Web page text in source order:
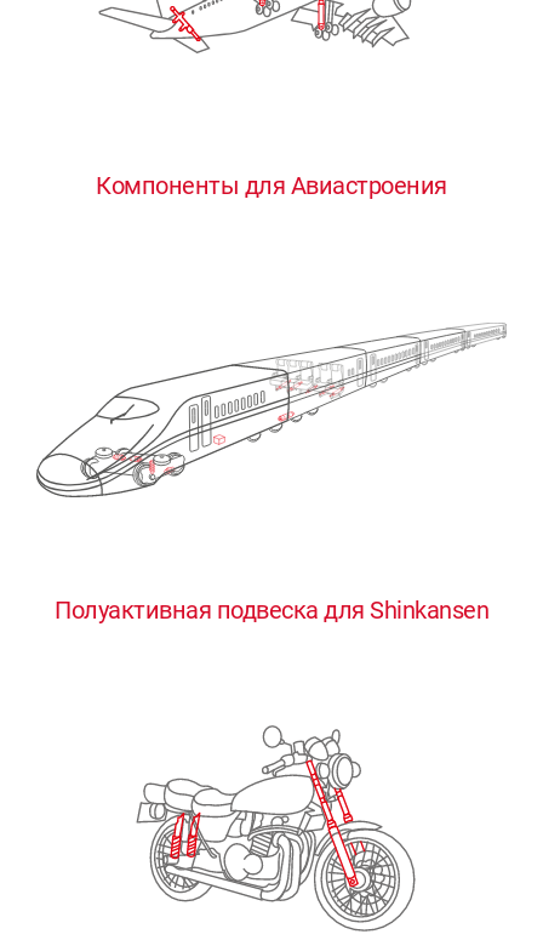
Компоненты для Авиастроения
Полуактивная подвеска для Shinkansen
0
3
4
0
2
3
4
0
2
3
4
0
2
3
4
0
3
4